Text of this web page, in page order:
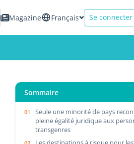
Magazine Français Se connecter
Sommaire
Seule une minorité de pays
pleine égalité juridique aux
transgenres